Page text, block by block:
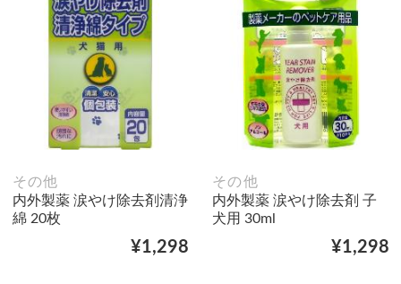
その他
内外製薬 涙やけ除去剤清浄
綿 20枚
¥1,298
その他
内外製薬 涙やけ除去剤 子
犬用 30ml
¥1,298